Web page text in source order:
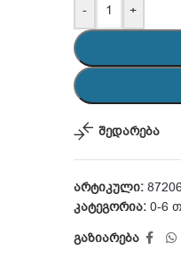
- +
შედარება
არტიკული:
კატეგორია: 0-6
გაზიარება